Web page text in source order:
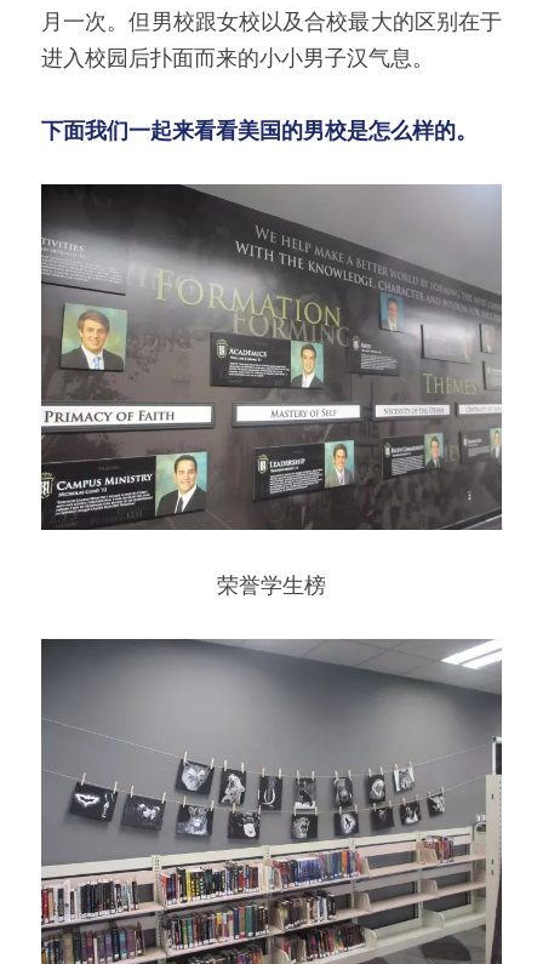
月一次。但男校跟女校以及合校最大的区别在于
进入校园后扑面而来的小小男子汉气息。
下面我们一起来看看美国的男校是怎么样的。
荣誉学生榜